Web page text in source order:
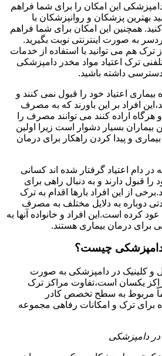
این امکان را برای شما فراهم
بهترین پزشکان و روانپزشکان با
همچنین این امکان برای شما فراهم
به صورت اینترنتی نوبت بگیرید.
ترک هم می توانید با استفاده از خدمات
ترک اعتیاد مواد مخدر دامپزشکی
داشته باشید.
بیماری اعتیاد خود را قبول نمی کنند و
افراد بر این باورند که به مصرف
هرگاه اراده کنند می توانند مصرف را
بیماران بسیار دشوار است زیرا اولین
و پیدا کردن راهکار برای درمان
در دام اعتیاد گرفتار شده اند کسانی
را قبول دارند و به دنبال راهی برای
از این افراد بارها اقدام به ترک
دوباره به دلایل مختلف به مصرف
عود کرده است.این افراد و خانواده آنها به
درمان بیماری هستند.
دامپزشکی چیست؟
و کلینیک در دامپزشکی به صورت
یکسان است،تفاوت مراکز ترک
مربوط به سطح تخصص کادر
برای ترک و امکانات رفاهی مجموعه
در دامپزشکی